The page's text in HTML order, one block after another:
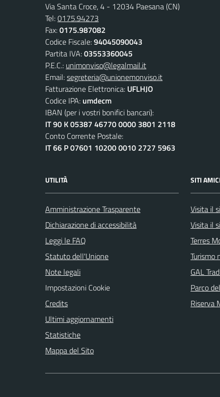
Via Santa Croce, 4 - 12034 Paesana (CN)
Tel:0175.94273
Fax:0175.987082
Codice Fiscale:94045090043
Partita IVA:03553360045
P.E.C.: unimonviso@legalmail.it
Email:segreteria@unionemonviso.it
Fatturazione Elettronica: UFLHJO
Codice IPA: umdecm
IBAN (per i vostri bonifici bancari):
IT 90 K 05387 46770 0000 3801 2118
Conto Corrente Postale:
IT 66 P 07601 10200 0010 2727 5963
UTILITÀ
Amministrazione Trasparente
Dichiarazione di accessibilità
Leggi le FAQ
Statuto dell'Unione
Note legali
Impostazioni Cookie
Credits
Ultimi aggiornamenti
Statistiche
Mappa del Sito
SITI
Visita il
Visita il
Terres
Turismo
GAL
Parco
Riserva